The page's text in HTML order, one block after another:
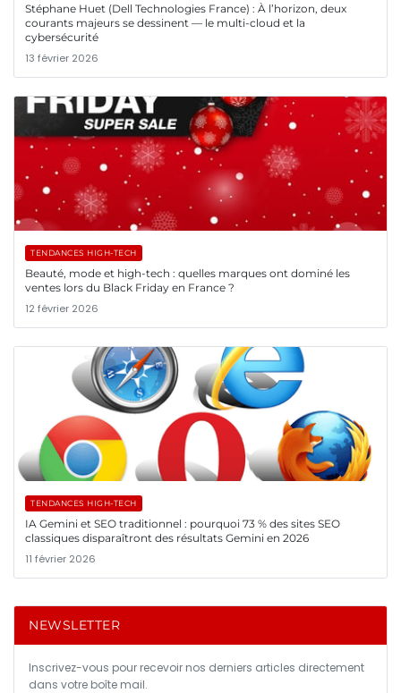
Stéphane Huet (Dell Technologies France) : À l’horizon, deux
courants majeurs se dessinent — le multi-cloud et la
cybersécurité
13 février 2026
TENDANCES HIGH-TECH
Beauté, mode et high-tech : quelles marques ont dominé les
ventes lors du Black Friday en France ?
12 février 2026
TENDANCES HIGH-TECH
IA Gemini et SEO traditionnel : pourquoi 73 % des sites SEO
classiques disparaîtront des résultats Gemini en 2026
11 février 2026
NEWSLETTER
Inscrivez-vous pour recevoir nos derniers articles directement
dans votre boîte mail.